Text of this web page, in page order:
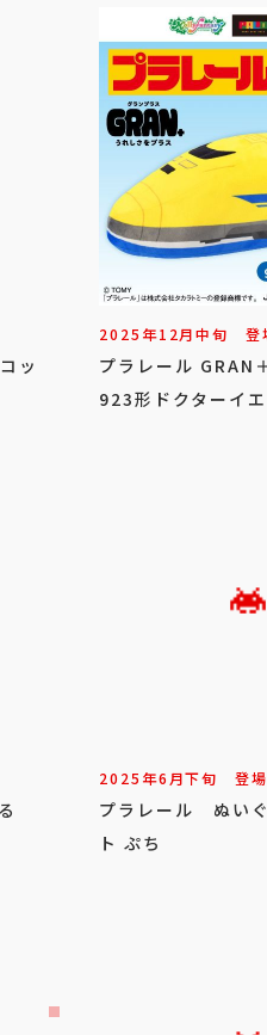
ッ
2025年12月中旬 登
プラレール GRAN
923形ドクターイ
2025年6月下旬 登場
プラレール ぬい
ト ぷち